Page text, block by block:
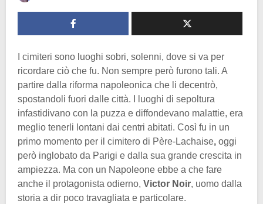
I cimiteri sono luoghi sobri, solenni, dove si va per
ricordare ciò che fu. Non sempre però furono tali. A
partire dalla riforma napoleonica che li decentrò,
spostandoli fuori dalle città. I luoghi di sepoltura
infastidivano con la puzza e diffondevano malattie, era
meglio tenerli lontani dai centri abitati. Così fu in un
primo momento per il cimitero di Père-Lachaise, oggi
però inglobato da Parigi e dalla sua grande crescita in
ampiezza. Ma con un Napoleone ebbe a che fare
anche il protagonista odierno, Victor Noir, uomo dalla
storia a dir poco travagliata e particolare.